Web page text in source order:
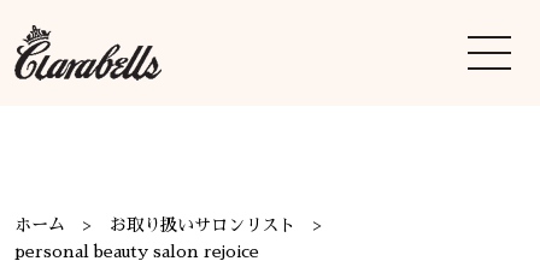
ホーム
お取り扱いサロンリスト
personal beauty salon rejoice